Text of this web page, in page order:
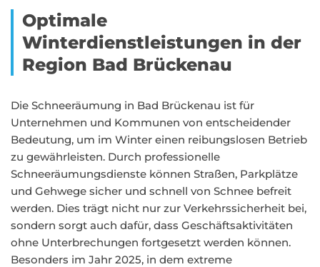
Optimale
Winterdienstleistungen in der
Region Bad Brückenau
Die Schneeräumung in Bad Brückenau ist für
Unternehmen und Kommunen von entscheidender
Bedeutung, um im Winter einen reibungslosen Betrieb
zu gewährleisten. Durch professionelle
Schneeräumungsdienste können Straßen, Parkplätze
und Gehwege sicher und schnell von Schnee befreit
werden. Dies trägt nicht nur zur Verkehrssicherheit bei,
sondern sorgt auch dafür, dass Geschäftsaktivitäten
ohne Unterbrechungen fortgesetzt werden können.
Besonders im Jahr 2025, in dem extreme